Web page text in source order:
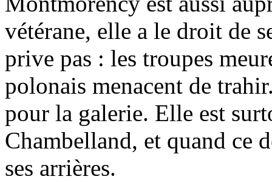
vétérane, elle a le droit de
prive pas : les troupes
polonais menacent de
pour la galerie. Elle est
Chambelland, et quand ce
ses arrières.